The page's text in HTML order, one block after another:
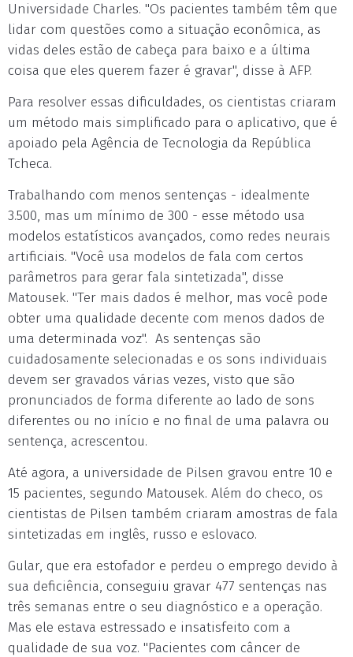
Universidade Charles. "Os pacientes também têm que
lidar com questões como a situação econômica, as
vidas deles estão de cabeça para baixo e a última
coisa que eles querem fazer é gravar", disse à AFP.
Para resolver essas dificuldades, os cientistas criaram
um método mais simplificado para o aplicativo, que é
apoiado pela Agência de Tecnologia da República
Tcheca.
Trabalhando com menos sentenças - idealmente
3.500, mas um mínimo de 300 - esse método usa
modelos estatísticos avançados, como redes neurais
artificiais. "Você usa modelos de fala com certos
parâmetros para gerar fala sintetizada", disse
Matousek. "Ter mais dados é melhor, mas você pode
obter uma qualidade decente com menos dados de
uma determinada voz". As sentenças são
cuidadosamente selecionadas e os sons individuais
devem ser gravados várias vezes, visto que são
pronunciados de forma diferente ao lado de sons
diferentes ou no início e no final de uma palavra ou
sentença, acrescentou.
Até agora, a universidade de Pilsen gravou entre 10 e
15 pacientes, segundo Matousek. Além do checo, os
cientistas de Pilsen também criaram amostras de fala
sintetizadas em inglês, russo e eslovaco.
Gular, que era estofador e perdeu o emprego devido à
sua deficiência, conseguiu gravar 477 sentenças nas
três semanas entre o seu diagnóstico e a operação.
Mas ele estava estressado e insatisfeito com a
qualidade de sua voz. "Pacientes com câncer de